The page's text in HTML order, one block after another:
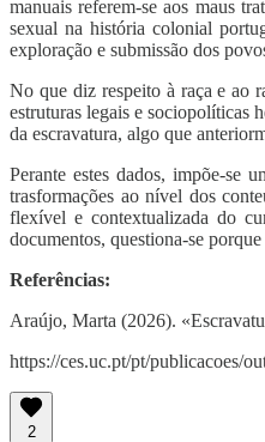
manuais referem-se aos maus
sexual na história colonial
exploração e submissão dos
No que diz respeito à raça e ao
estruturas legais e sociopolíticas
da escravatura, algo que
Perante estes dados, impõe-se
trasformações ao nível dos
flexível e contextualizada do
documentos, questiona-se
Referências:
Araújo, Marta (2026).
https://ces.uc.pt/pt/publicacoes/
2